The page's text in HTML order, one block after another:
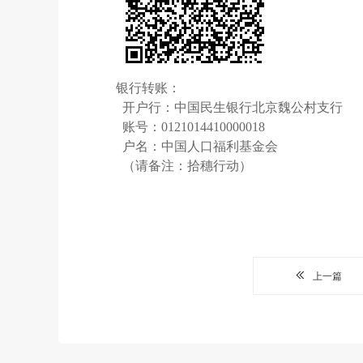
银行转账：
开户行：中国民生银行北京魏公村支行
账号：0121014410000018
户名：中国人口福利基金会
（请备注：拾穗行动）
上一篇